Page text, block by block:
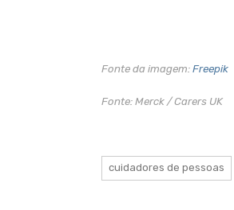
Fonte da imagem: Freepik
Fonte: Merck / Carers UK
cuidadores de pessoas